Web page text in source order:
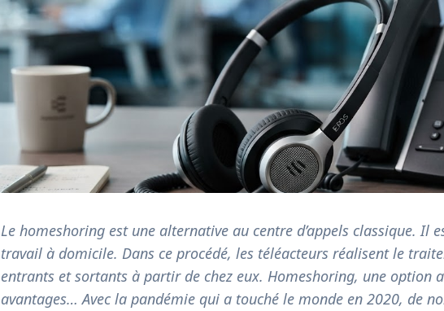
Le homeshoring est une alternative au centre d’appels classique. Il
travail à domicile. Dans ce procédé, les téléacteurs réalisent le
entrants et sortants à partir de chez eux. Homeshoring, une option
avantages… Avec la pandémie qui a touché le monde en 2020, de